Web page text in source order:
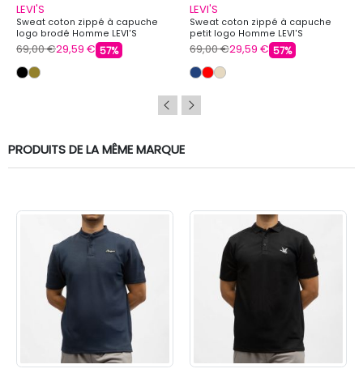
LEVI'S
Sweat coton zippé à capuche
logo brodé Homme LEVI'S
69,00 €29,59 € 57%
LEVI'S
Sweat coton zippé à capuche
petit logo Homme LEVI'S
69,00 €29,59 € 57%
PRODUITS DE LA MÊME MARQUE